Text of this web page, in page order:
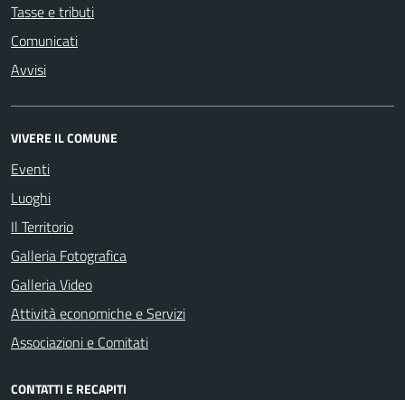
Tasse e tributi
Comunicati
Avvisi
VIVERE IL COMUNE
Eventi
Luoghi
Il Territorio
Galleria Fotografica
Galleria Video
Attività economiche e Servizi
Associazioni e Comitati
CONTATTI E RECAPITI